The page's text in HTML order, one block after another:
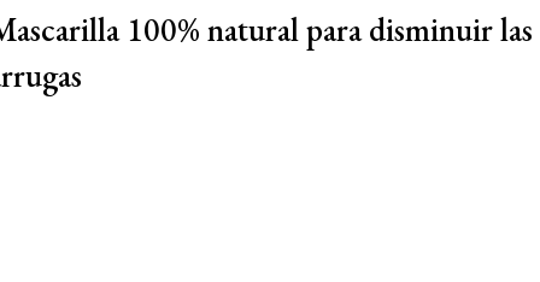
100% natural para disminuir las